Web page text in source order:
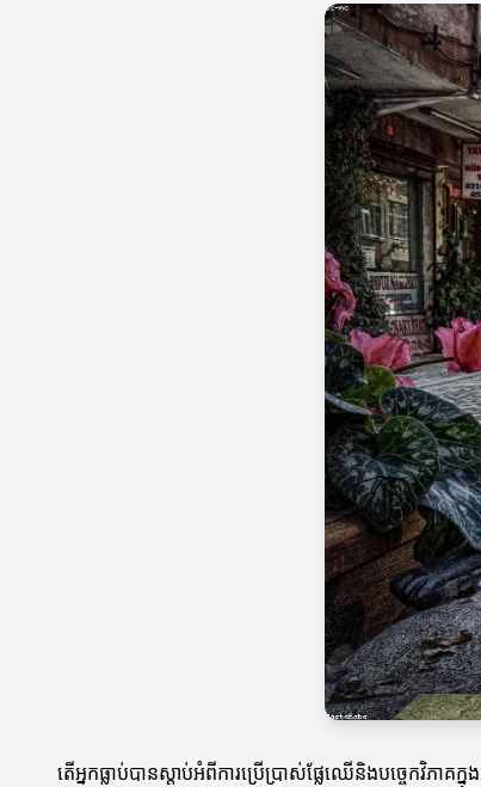
តើអ្នកធ្លាប់បានស្តាប់អំពីការប្រើប្រាស់ផ្លែឈើនិងបច្ចេកវិភា